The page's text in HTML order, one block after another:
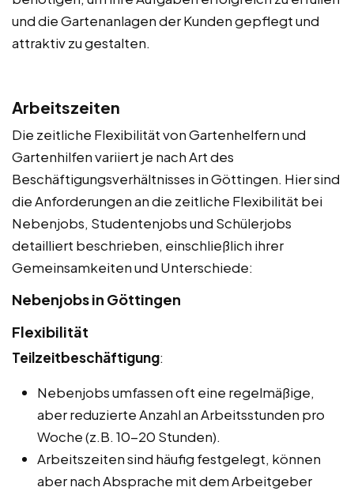
und die Gartenanlagen der Kunden gepflegt und
attraktiv zu gestalten.
Arbeitszeiten
Die zeitliche Flexibilität von Gartenhelfern und
Gartenhilfen variiert je nach Art des
Beschäftigungsverhältnisses in Göttingen. Hier sind
die Anforderungen an die zeitliche Flexibilität bei
Nebenjobs, Studentenjobs und Schülerjobs
detailliert beschrieben, einschließlich ihrer
Gemeinsamkeiten und Unterschiede:
Nebenjobs in Göttingen
Flexibilität
Teilzeitbeschäftigung:
Nebenjobs umfassen oft eine regelmäßige,
aber reduzierte Anzahl an Arbeitsstunden pro
Woche (z.B. 10-20 Stunden).
Arbeitszeiten sind häufig festgelegt, können
aber nach Absprache mit dem Arbeitgeber